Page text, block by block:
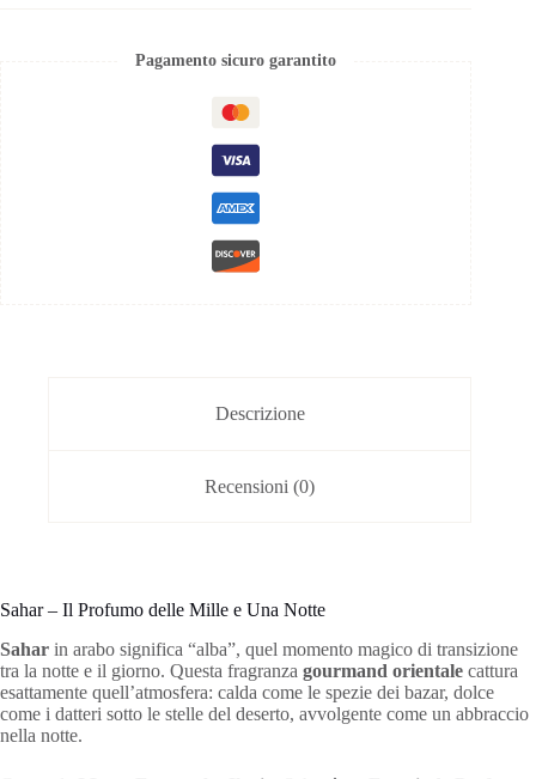
Pagamento sicuro garantito
Descrizione
Recensioni (0)
Sahar – Il Profumo delle Mille e Una Notte
Sahar in arabo significa “alba”, quel momento magico di transizione
tra la notte e il giorno. Questa fragranza gourmand orientale cattura
esattamente quell’atmosfera: calda come le spezie dei bazar, dolce
come i datteri sotto le stelle del deserto, avvolgente come un abbraccio
nella notte.